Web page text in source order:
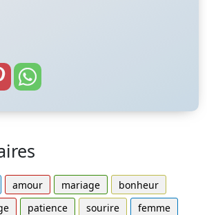
amour mariage
bonheur
patience sourire
femme